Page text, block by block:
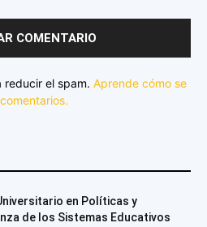
reducir el spam. Aprende cómo se
en Políticas y
de los Sistemas Educativos